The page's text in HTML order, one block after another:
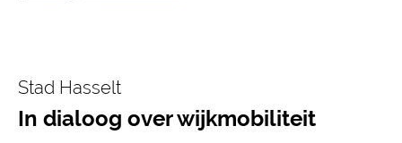
Stad Hasselt
In dialoog over wijkmobiliteit